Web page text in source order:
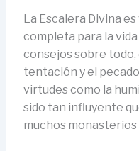
La Escalera Divina
completa para la
consejos sobre todo,
tentación y el
virtudes como la
sido tan influyente
muchos monasterios